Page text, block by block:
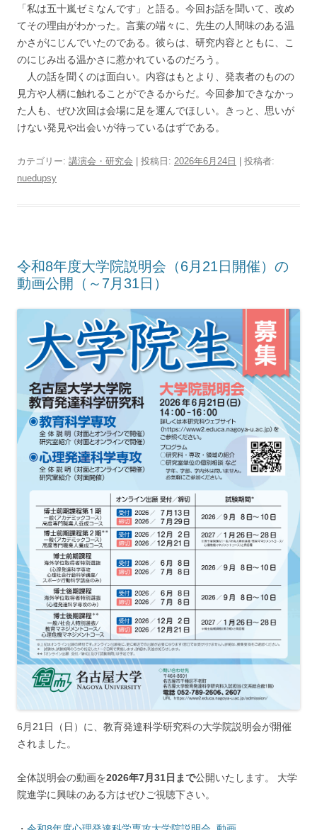
「私は五十嵐ゼミなんです」と語る。今回お話を聞いて、改め
てその理由がわかった。言葉の端々に、先生の人間味のある温
かさがにじんでいたのである。彼らは、研究内容とともに、こ
のにじみ出る温かさに惹かれているのだろう。
人の話を聞くのは面白い。内容はもとより、発表者のものの
見方や人柄に触れることができるからだ。今回参加できなかっ
た人も、ぜひ次回は会場に足を運んでほしい。きっと、思いが
けない発見や出会いが待っているはずである。
カテゴリー: 講演会・研究会 | 投稿日: 2026年6月24日
投稿者:
nuedupsy
令和8年度大学院説明会（6月21日開催）の
動画公開（～7月31日）
6月21日（日）に、教育発達科学研究科の大学院説明会が開催
されました。
全体説明会の動画を2026年7月31日まで公開いたします。 大学
院進学に興味のある方はぜひご視聴下さい。